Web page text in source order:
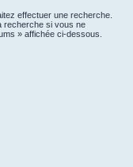
effectuer une recherche.
recherche si vous ne
» affichée ci-dessous.